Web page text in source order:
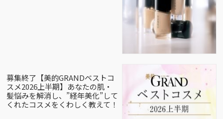
募集終了【美的GRANDベストコ
スメ2026上半期】あなたの肌・
髪悩みを解消し、”経年美化”して
くれたコスメをくわしく教えて！